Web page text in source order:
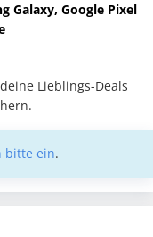
Galaxy, Google Pixel
Lieblings-Deals
bitte ein.